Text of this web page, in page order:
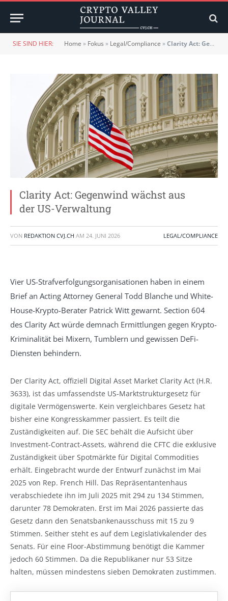
SIE SIND HIER: Home » Fokus » Legal/Compliance »Clarity Act: Gegenwind wächst aus der US-Verwaltung
Clarity Act: Gegenwind wächst aus
der US-Verwaltung
VON REDAKTION CVJ.CH AM 24. JUNI 2026 LEGAL/COMPLIANCE
Vier US-Strafverfolgungsorganisationen haben in einem
Brief an Acting Attorney General Todd Blanche und White-
House-Krypto-Berater Patrick Witt gewarnt. Section 604
des Clarity Act würde demnach Ermittlungen gegen Krypto-
Kriminalität bei Mixern, Tumblern und gewissen DeFi-
Diensten behindern.
Der Clarity Act, offiziell Digital Asset Market Clarity Act (H.R.
3633), ist das umfassendste US-Marktstrukturgesetz für
digitale Vermögenswerte. Kein vergleichbares Gesetz hat
bisher eine Kongresskammer passiert. Es teilt die
Zuständigkeiten auf. Die SEC behält die Aufsicht über
Investment-Contract-Assets, während die CFTC die exklusive
Zuständigkeit über Spotmärkte für Digital Commodities
erhält. Eingebracht wurde der Entwurf zunächst im Mai
2025 von Rep. French Hill. Das Repräsentantenhaus
verabschiedete ihn im Juli 2025 mit 294 zu 134 Stimmen,
darunter 78 Demokraten. Erst im Mai 2026 passierte das
Gesetz dann den Senatsbankenausschuss mit 15 zu 9
Stimmen. Seither steht es auf dem Legislativkalender des
Senats. Für eine Floor-Abstimmung benötigt die Kammer
jedoch 60 Stimmen. Da die Republikaner nur 53 Sitze
halten, müssen mindestens sieben Demokraten zustimmen.